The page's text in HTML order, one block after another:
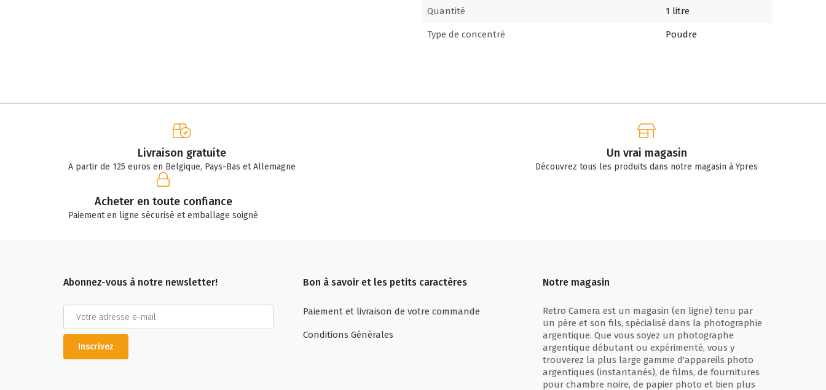
Quantité 1 litre
Type de concentré Poudre
Livraison gratuite
A partir de 125 euros en Belgique, Pays-Bas et Allemagne
Un vrai magasin
Découvrez tous les produits dans notre magasin à Ypres
Acheter en toute confiance
Paiement en ligne sécurisé et emballage soigné
Abonnez-vous à notre newsletter!
Inscrivez
Bon à savoir et les petits caractères
Paiement et livraison de votre commande
Conditions Générales
Notre magasin
Retro Camera est un magasin (en ligne) tenu par
un père et son fils, spécialisé dans la photographie
argentique. Que vous soyez un photographe
argentique débutant ou expérimenté, vous y
trouverez la plus large gamme d'appareils photo
argentiques (instantanés), de films, de fournitures
pour chambre noire, de papier photo et bien plus